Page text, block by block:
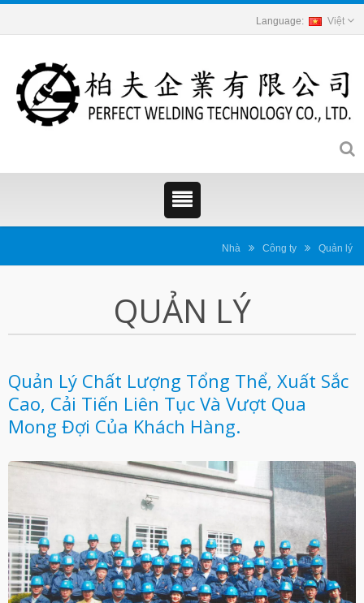
Việt
Nhà Công ty Quản lý
QUẢN LÝ
Quản Lý Chất Lượng Tổng Thể, Xuất Sắc
Cao, Cải Tiến Liên Tục Và Vượt Qua
Mong Đợi Của Khách Hàng.